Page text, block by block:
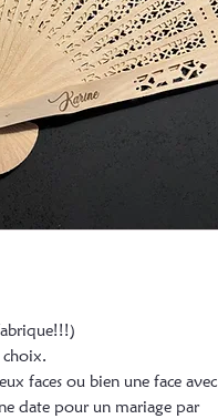
faces ou bien une face avec
date pour un mariage par